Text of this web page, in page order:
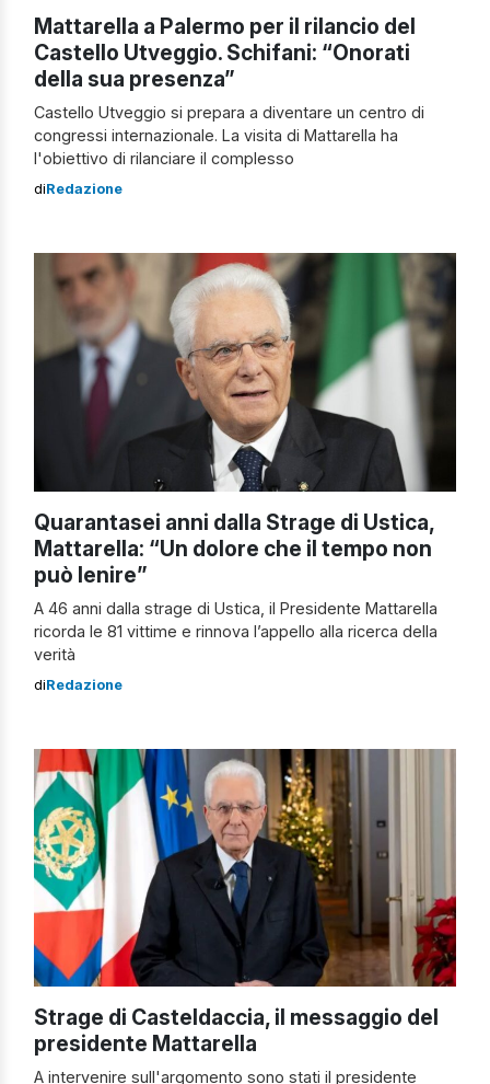
Mattarella a Palermo per il rilancio del
Castello Utveggio. Schifani: “Onorati
della sua presenza”
Castello Utveggio si prepara a diventare un centro di
congressi internazionale. La visita di Mattarella ha
l'obiettivo di rilanciare il complesso
diRedazione
Quarantasei anni dalla Strage di Ustica,
Mattarella: “Un dolore che il tempo non
può lenire”
A 46 anni dalla strage di Ustica, il Presidente Mattarella
ricorda le 81 vittime e rinnova l’appello alla ricerca della
verità
diRedazione
Strage di Casteldaccia, il messaggio del
presidente Mattarella
A intervenire sull'argomento sono stati il presidente